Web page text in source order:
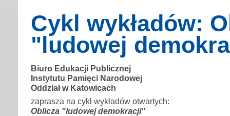
Cykl wykładów:
"ludowej
Biuro Edukacji Publicznej
Instytutu Pamięci Narodowej
Oddział w Katowicach
zaprasza na cykl wykładów otwartych:
Oblicza "ludowej demokracji"